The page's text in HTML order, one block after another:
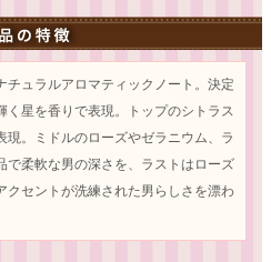
チュラルアロマティックノート。決定
星を香りで表現。トップのシトラス
現。ミドルのローズやゼラニウム、ラ
で柔軟な男の深さを、ラストはローズ
クセントが洗練された男らしさを漂わ